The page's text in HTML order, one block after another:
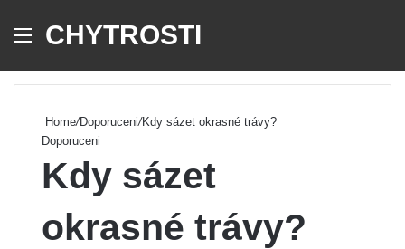
Menu
CHYTROSTI
Home/Doporuceni/Kdy sázet okrasné trávy?
Doporuceni
Kdy sázet
okrasné trávy?